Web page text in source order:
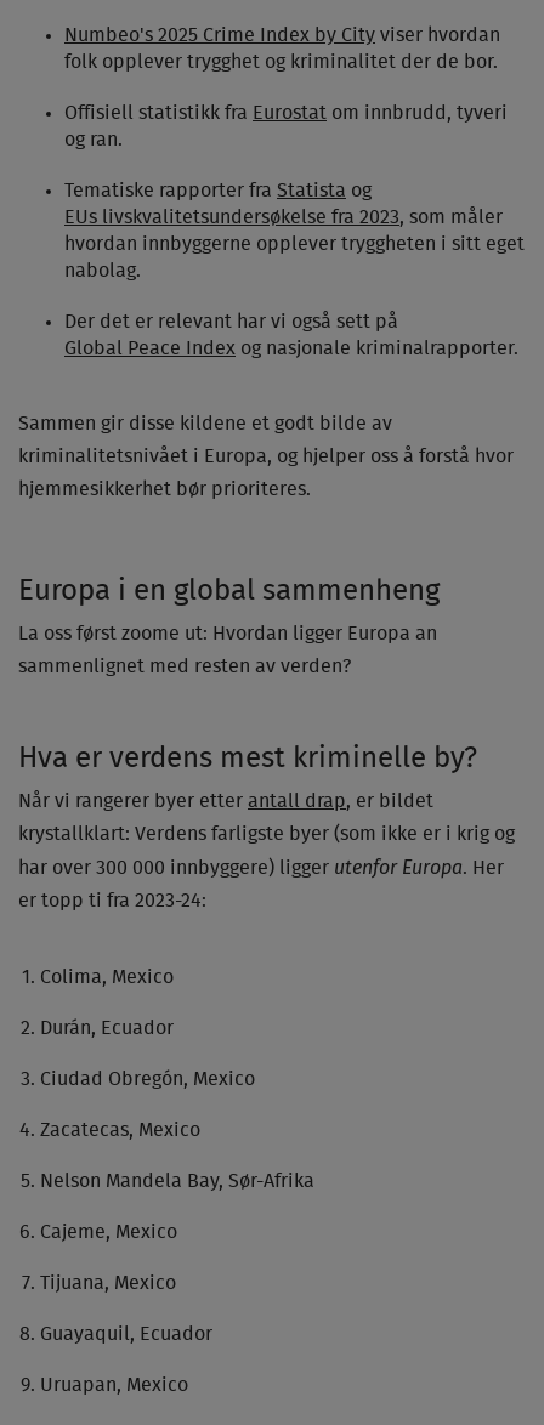
Numbeo's 2025 Crime Index by City viser hvordan
folk opplever trygghet og kriminalitet der de bor.
Offisiell statistikk fra Eurostat om innbrudd, tyveri
og ran.
Tematiske rapporter fra Statista og
EUs livskvalitetsundersøkelse fra 2023, som måler
hvordan innbyggerne opplever tryggheten i sitt eget
nabolag.
Der det er relevant har vi også sett på
Global Peace Index og nasjonale kriminalrapporter.
Sammen gir disse kildene et godt bilde av
kriminalitetsnivået i Europa, og hjelper oss å forstå hvor
hjemmesikkerhet bør prioriteres.
Europa i en global sammenheng
La oss først zoome ut: Hvordan ligger Europa an
sammenlignet med resten av verden?
Hva er verdens mest kriminelle by?
Når vi rangerer byer etter antall drap, er bildet
krystallklart: Verdens farligste byer (som ikke er i krig og
har over 300 000 innbyggere) ligger utenfor Europa. Her
er topp ti fra 2023-24:
Colima, Mexico
Durán, Ecuador
Ciudad Obregón, Mexico
Zacatecas, Mexico
Nelson Mandela Bay, Sør-Afrika
Cajeme, Mexico
Tijuana, Mexico
Guayaquil, Ecuador
Uruapan, Mexico